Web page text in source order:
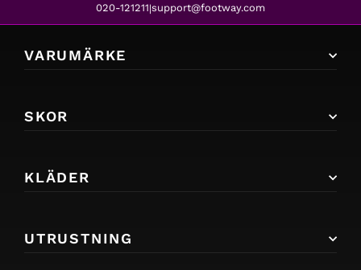
020-121211|support@footway.com
VARUMÄRKE
SKOR
KLÄDER
UTRUSTNING